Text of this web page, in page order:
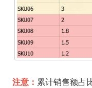
注意： 累计销售额占